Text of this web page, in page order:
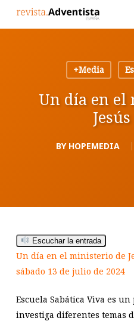
+Media
Un día en
BY HOPEMEDIA
Escuchar la entrada
Un día en el ministerio de
sábado 13 de julio de 2024
Escuela Sabática Viva es
investiga diferentes temas